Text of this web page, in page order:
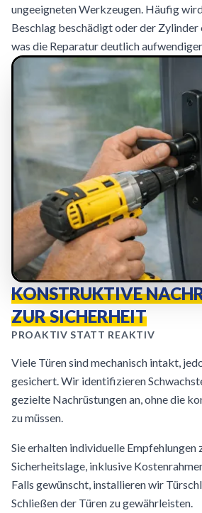
ungeeigneten Werkzeugen. Häufig
Beschlag beschädigt oder der
was die Reparatur deutlich
KONSTRUKTIVE
ZUR SICHERHEIT
PROAKTIV STATT REAKTIV
Viele Türen sind mechanisch intakt,
gesichert. Wir identifizieren
gezielte Nachrüstungen an, ohne die
zu müssen.
Sie erhalten individuelle Empfehlungen
Sicherheitslage, inklusive
Falls gewünscht, installieren wir
Schließen der Türen zu gewährleisten.